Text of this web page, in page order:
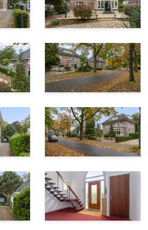
toilet, badkamer voorzien
waarvan 2 voorzien van
zijn voorzien van eigen keuken.
met ieder een eigen
douche en keuken.
op het zuiden met een diepte
het geheel werkelijk af
k.k.